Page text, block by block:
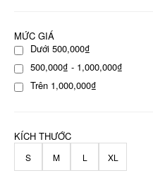
MỨC GIÁ
Dưới 500,000₫
500,000₫ - 1,000,000₫
Trên 1,000,000₫
KÍCH THƯỚC
S M L XL